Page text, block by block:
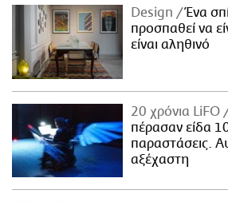
Design
Ένα
προσπαθεί να
είναι αληθινό
20 χρόνια LiFO
πέρασαν είδα
παραστάσεις.
αξέχαστη